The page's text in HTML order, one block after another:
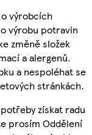
výrobcích
výrobu potravin
změně složek
a alergenů.
a nespoléhat se
stránkách.
získat radu
prosím Oddělení